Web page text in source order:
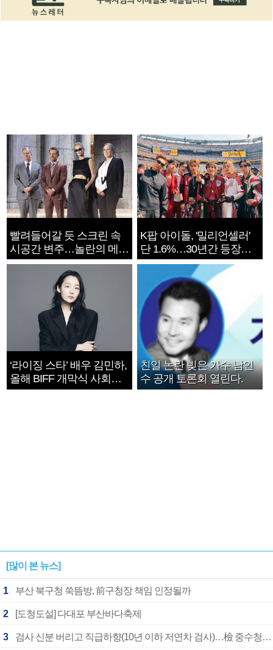
빨려들어갈 듯 스크린 속
시공간 변주…놀란의 메시
지는 ‘전쟁 속죄’
K팝 아이돌, '밀리언셀러'
단 1.6%…30년간 등장
1182개팀 전수조사
‘라이징 스타’ 배우 김민하,
올해 BIFF 개막식 사회자
확정
친일 논란 빚은 가수 남인
수 공개 토론회 열린다.
[많이 본 뉴스]
1 부산 북구청 쑥뜸방, 前구청장 책임 인정될까
2 [도청도설] 다대포 부산바다축제
3 검사 신분 버리고 직급하향(10년 이하 저연차 검사)…檢 중수청행 기피